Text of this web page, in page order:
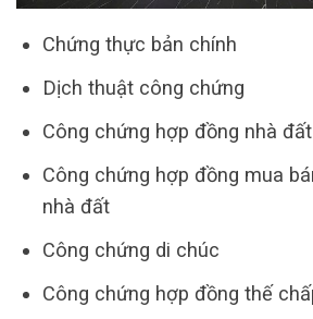
Chứng thực bản chính
Dịch thuật công chứng
Công chứng hợp đồng nhà đất
Công chứng hợp đồng mua
nhà đất
Công chứng di chúc
Công chứng hợp đồng thế